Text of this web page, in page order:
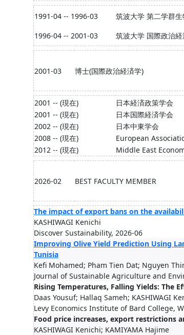
1991-04 -- 1996-03
筑波大学 第二学群
1996-04 -- 2001-03
筑波大学 国際政治
2001-03
博士(国際政治経済学)
2001 -- (現在)
日本経済政策学会
2001 -- (現在)
日本国際経済学会
2002 -- (現在)
日本中東学会
2008 -- (現在)
European
2012 -- (現在)
Middle East
2026-02
BEST FACULTY MEMBER
The impact of export bans on the
KASHIWAGI Kenichi
Discover Sustainability, 2026-06
Improving Olive Yield Prediction Using
Tunisia
Kefi Mohamed; Pham Tien Dat; Nguyen
Journal of Sustainable Agriculture and
Rising Temperatures, Falling Yields: The
Daas Yousuf; Hallaq Sameh; KASHIWAGI
Levy Economics Institute of Bard College,
Food price increases, export restrictions
KASHIWAGI Kenichi; KAMIYAMA Hajime